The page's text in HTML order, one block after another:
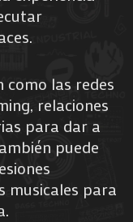
como las redes
relaciones
para dar a
puede
musicales para